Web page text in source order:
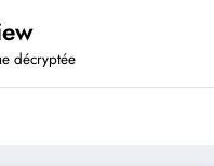
décryptée